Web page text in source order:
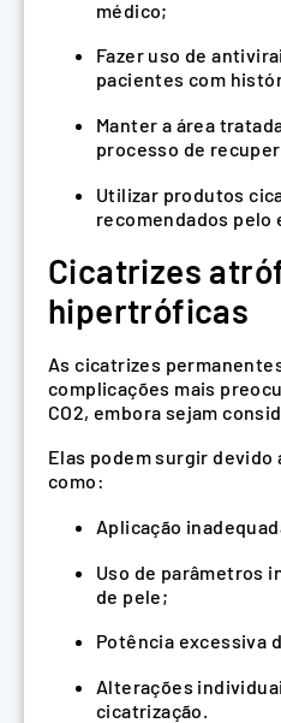
médico;
Fazer uso de
pacientes com
Manter a área
processo de
Utilizar produtos
recomendados pelo
Cicatrizes
hipertróficas
As cicatrizes
complicações mais
CO2, embora sejam
Elas podem surgir
como:
Aplicação
Uso de parâmetros
de pele;
Potência excessiva
Alterações
cicatrização.